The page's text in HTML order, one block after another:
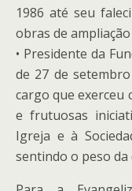
1986 até seu
obras de
• Presidente da
de 27 de
cargo que exerceu
e frutuosas
Igreja e à
sentindo o peso da